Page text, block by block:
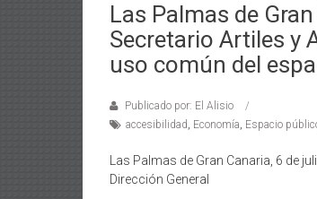
Las Palmas de
Secretario Artiles y
uso común del
Publicado por: El Alisio
accesibilidad, Economía, Espacio
Las Palmas de Gran Canaria, 6 de
Dirección General